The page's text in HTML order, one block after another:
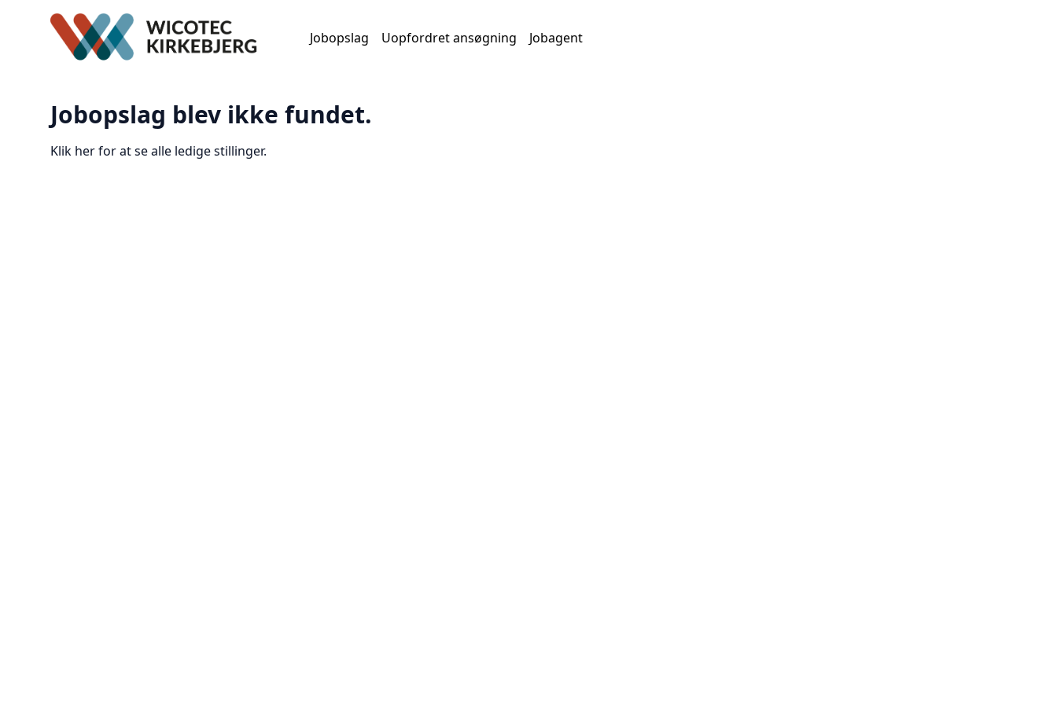
Jobopslag Uopfordret ansøgning Jobagent
Jobopslag blev ikke fundet.
Klik her for at se alle ledige stillinger.